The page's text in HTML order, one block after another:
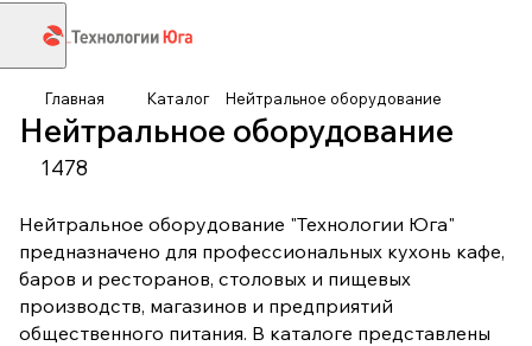
Главная Каталог Нейтральное оборудование
Нейтральное оборудование
1478
Нейтральное оборудование "Технологии Юга"
предназначено для профессиональных кухонь кафе,
баров и ресторанов, столовых и пищевых
производств, магазинов и предприятий
общественного питания. В каталоге представлены